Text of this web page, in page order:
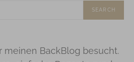
SEARCH
meinen BackBlog besucht.